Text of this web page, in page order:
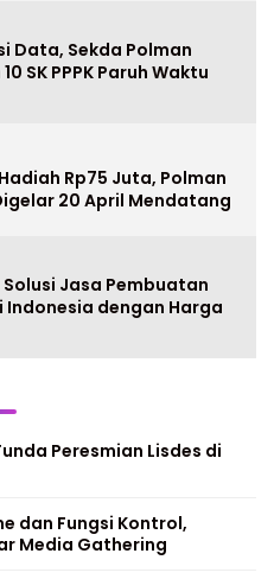
Data, Sekda Polman
SK PPPK Paruh Waktu
Rp75 Juta, Polman
20 April Mendatang
Jasa Pembuatan
Indonesia dengan Harga
Peresmian Lisdes di
dan Fungsi Kontrol,
Media Gathering